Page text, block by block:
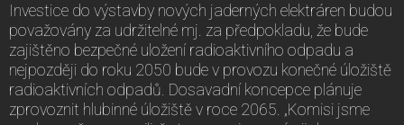
Investice do výstavby nových jaderných elektráren budou
považovány za udržitelné mj. za předpokladu, že bude
zajištěno bezpečné uložení radioaktivního odpadu a
nejpozději do roku 2050 bude v provozu konečné úložiště
radioaktivních odpadů. Dosavadní koncepce plánuje
zprovoznit hlubinné úložiště v roce 2065. „Komisi jsme